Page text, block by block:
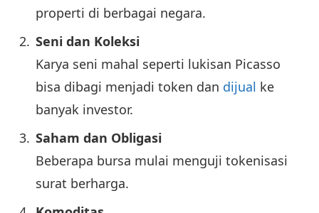
properti di berbagai negara.
Seni dan Koleksi
Karya seni mahal seperti lukisan Picasso
bisa dibagi menjadi token dan dijual ke
banyak investor.
Saham dan Obligasi
Beberapa bursa mulai menguji tokenisasi
surat berharga.